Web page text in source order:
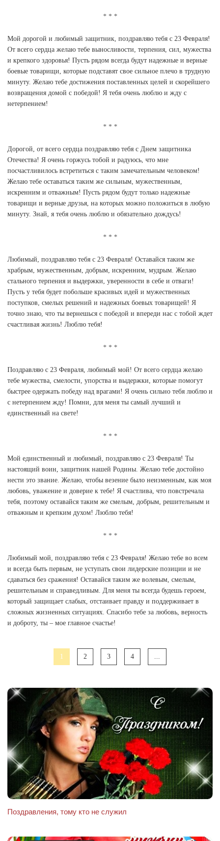
Мой дорогой и любимый защитник, поздравляю тебя с 23 Февраля!
От всего сердца желаю тебе выносливости, терпения, сил, мужества
и крепкого здоровья! Пусть рядом всегда будут надежные и верные
боевые товарищи, которые подставят свое сильное плечо в трудную
минуту. Желаю тебе достижения поставленных целей и скорейшего
возвращения домой с победой! Я тебя очень люблю и жду с
нетерпением!
Дорогой, от всего сердца поздравляю тебя с Днем защитника
Отечества! Я очень горжусь тобой и радуюсь, что мне
посчастливилось встретиться с таким замечательным человеком!
Желаю тебе оставаться таким же сильным, мужественным,
искренним и отважным! Пусть рядом будут только надежные
товарищи и верные друзья, на которых можно положиться в любую
минуту. Знай, я тебя очень люблю и обязательно дождусь!
Любимый, поздравляю тебя с 23 Февраля! Оставайся таким же
храбрым, мужественным, добрым, искренним, мудрым. Желаю
стального терпения и выдержки, уверенности в себе и отваги!
Пусть у тебя будет побольше красивых идей и мужественных
поступков, смелых решений и надежных боевых товарищей! Я
точно знаю, что ты вернешься с победой и впереди нас с тобой ждет
счастливая жизнь! Люблю тебя!
Поздравляю с 23 Февраля, любимый мой! От всего сердца желаю
тебе мужества, смелости, упорства и выдержки, которые помогут
быстрее одержать победу над врагами! Я очень сильно тебя люблю и
с нетерпением жду! Помни, для меня ты самый лучший и
единственный на свете!
Мой единственный и любимый, поздравляю с 23 Февраля! Ты
настоящий воин, защитник нашей Родины. Желаю тебе достойно
нести это звание. Желаю, чтобы везение было неизменным, как моя
любовь, уважение и доверие к тебе! Я счастлива, что повстречала
тебя, поэтому оставайся таким же смелым, добрым, решительным и
отважным и крепким духом! Люблю тебя!
Любимый мой, поздравляю тебя с 23 Февраля! Желаю тебе во всем
и всегда быть первым, не уступать свои лидерские позиции и не
сдаваться без сражения! Оставайся таким же волевым, смелым,
решительным и справедливым. Для меня ты всегда будешь героем,
который защищает слабых, отстаивает правду и поддерживает в
сложных жизненных ситуациях. Спасибо тебе за любовь, верность
и доброту, ты – мое главное счастье!
1 2 3 4 ...
Поздравления, тому кто не служил